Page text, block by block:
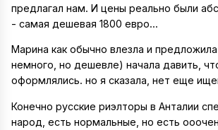
предлагал нам. И цены реально были
- самая дешевая 1800 евро...
Марина как обычно влезла и
немного, но дешевле) начала давить,
оформлялись. но я сказала, нет еще
Конечно русские риэлторы в Анталии
народ, есть нормальные, но есть